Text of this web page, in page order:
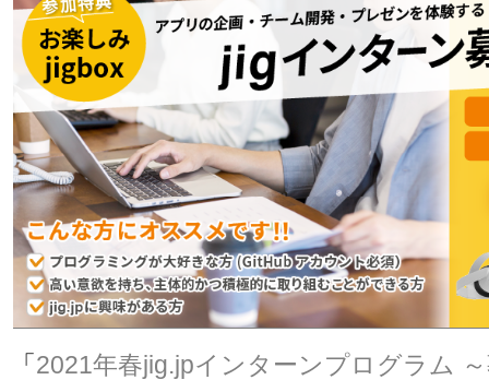
「2021年春jig.jpインターンプログラム